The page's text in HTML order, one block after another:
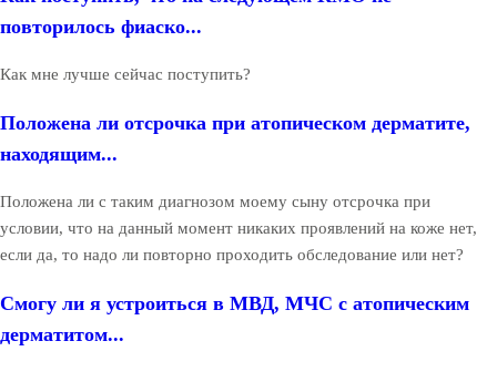
повторилось фиаско...
Как мне лучше сейчас поступить?
Положена ли отсрочка при атопическом дерматите,
находящим...
Положена ли с таким диагнозом моему сыну отсрочка при
условии, что на данный момент никаких проявлений на коже нет,
если да, то надо ли повторно проходить обследование или нет?
Смогу ли я устроиться в МВД, МЧС с атопическим
дерматитом...